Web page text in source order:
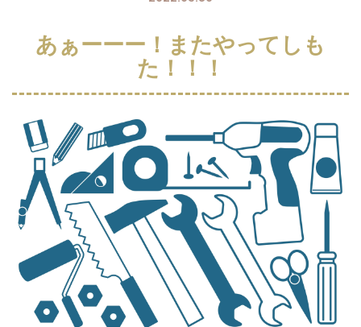
あぁーーー！またやってしも
た！！！